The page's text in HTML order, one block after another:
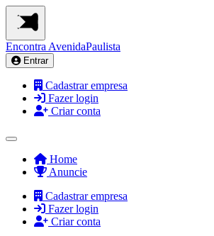
Encontra AvenidaPaulista
Entrar
Cadastrar empresa
Fazer login
Criar conta
Home
Anuncie
Cadastrar empresa
Fazer login
Criar conta